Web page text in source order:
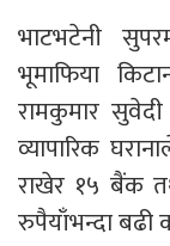
भाटभटेनी
भूमाफिया
रामकुमार
व्यापारिक
राखेर १५ बैंक
रुपैयाँभन्दा बढी